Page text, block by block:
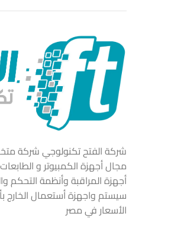
شركة الفتح تكنولوجي شركة
مجال أجهزة الكمبيوتر و الطابعات
أجهزة المراقبة وأنظمة التحكم
سيستم واجهزة أستعمال الخارج
الأسعار في مصر